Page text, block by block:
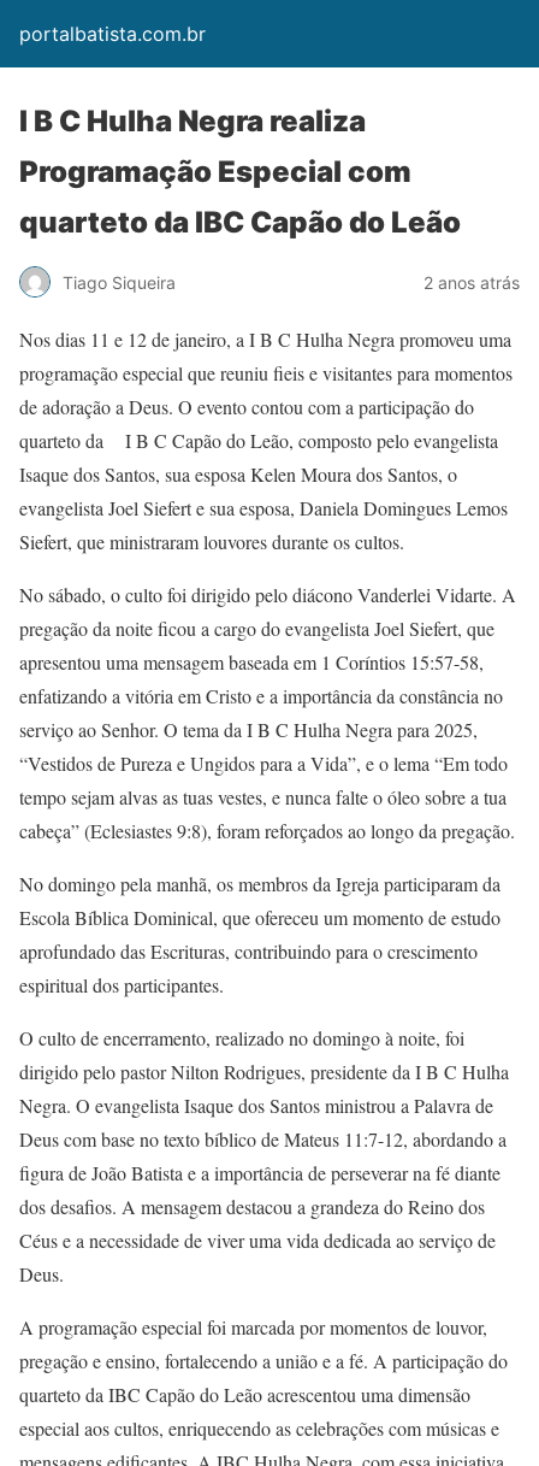
portalbatista.com.br
I B C Hulha Negra realiza
Programação Especial com
quarteto da IBC Capão do Leão
Tiago Siqueira 2 anos atrás
Nos dias 11 e 12 de janeiro, a I B C Hulha Negra promoveu uma
programação especial que reuniu fieis e visitantes para momentos
de adoração a Deus. O evento contou com a participação do
quarteto da I B C Capão do Leão, composto pelo evangelista
Isaque dos Santos, sua esposa Kelen Moura dos Santos, o
evangelista Joel Siefert e sua esposa, Daniela Domingues Lemos
Siefert, que ministraram louvores durante os cultos.
No sábado, o culto foi dirigido pelo diácono Vanderlei Vidarte. A
pregação da noite ficou a cargo do evangelista Joel Siefert, que
apresentou uma mensagem baseada em 1 Coríntios 15:57-58,
enfatizando a vitória em Cristo e a importância da constância no
serviço ao Senhor. O tema da I B C Hulha Negra para 2025,
“Vestidos de Pureza e Ungidos para a Vida”, e o lema “Em todo
tempo sejam alvas as tuas vestes, e nunca falte o óleo sobre a tua
cabeça” (Eclesiastes 9:8), foram reforçados ao longo da pregação.
No domingo pela manhã, os membros da Igreja participaram da
Escola Bíblica Dominical, que ofereceu um momento de estudo
aprofundado das Escrituras, contribuindo para o crescimento
espiritual dos participantes.
O culto de encerramento, realizado no domingo à noite, foi
dirigido pelo pastor Nilton Rodrigues, presidente da I B C Hulha
Negra. O evangelista Isaque dos Santos ministrou a Palavra de
Deus com base no texto bíblico de Mateus 11:7-12, abordando a
figura de João Batista e a importância de perseverar na fé diante
dos desafios. A mensagem destacou a grandeza do Reino dos
Céus e a necessidade de viver uma vida dedicada ao serviço de
Deus.
A programação especial foi marcada por momentos de louvor,
pregação e ensino, fortalecendo a união e a fé. A participação do
quarteto da IBC Capão do Leão acrescentou uma dimensão
especial aos cultos, enriquecendo as celebrações com músicas e